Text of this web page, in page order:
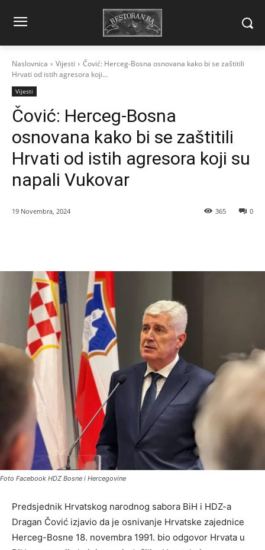
Naslovnica Vijesti
Čović: Herceg-Bosna osnovana kako bi se zaštitili
Hrvati od istih agresora koji...
Vijesti
Čović: Herceg-Bosna
osnovana kako bi se zaštitili
Hrvati od istih agresora koji su
napali Vukovar
19 Novembra, 2024 0
365
Foto Facebook HDZ Bosne i Hercegovine
Predsjednik Hrvatskog narodnog sabora BiH i HDZ-a
Dragan Čović izjavio da je osnivanje Hrvatske zajednice
Herceg-Bosne 18. novembra 1991. bio odgovor Hrvata u